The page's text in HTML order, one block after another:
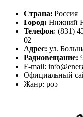
Страна: Россия
Город: Нижний
Телефон: (831)
02
Адрес: ул.
Радиовещание:
E-mail:
Официальный
Жанр: pop